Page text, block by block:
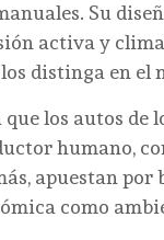
Su
activa y
distinga en el
los autos de
humano,
apuestan
como